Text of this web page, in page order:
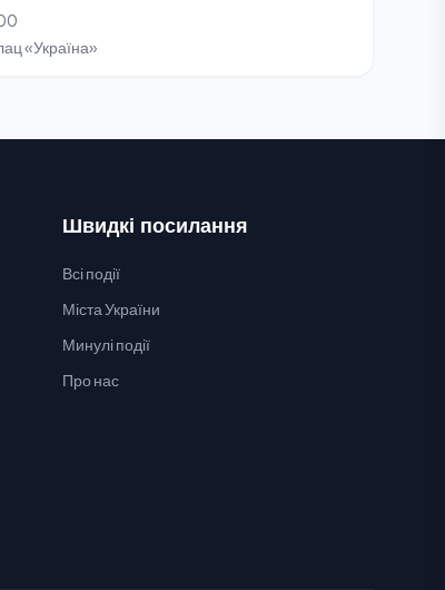
України
«Україна»
Швидкі посилання
Всі події
Міста України
Минулі події
Про нас